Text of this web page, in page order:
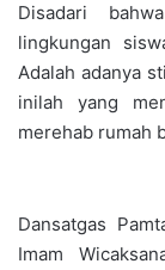
Disadari
lingkungan
Adalah adanya
inilah yang
merehab rumah
Dansatgas
Imam